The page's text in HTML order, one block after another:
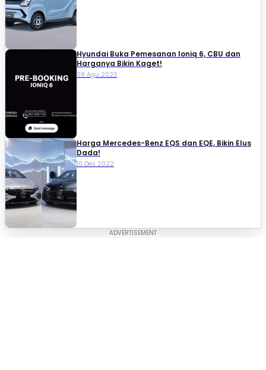
Hyundai Buka Pemesanan Ioniq 6, CBU dan
Harganya Bikin Kaget!
08 Agu 2023
Harga Mercedes-Benz EQS dan EQE, Bikin Elus
Dada!
10 Des 2022